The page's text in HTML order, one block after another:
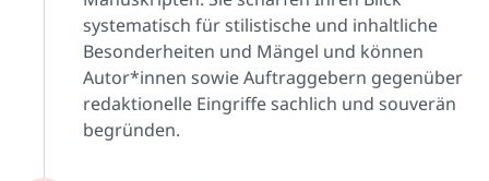
systematisch für stilistische und inhaltliche
Besonderheiten und Mängel und können
Autor*innen sowie Auftraggebern gegenüber
redaktionelle Eingriffe sachlich und souverän
begründen.